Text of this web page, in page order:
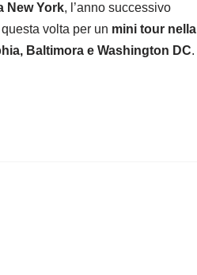
New York, l’anno successivo
questa volta per un mini tour nella
Baltimora e Washington DC.